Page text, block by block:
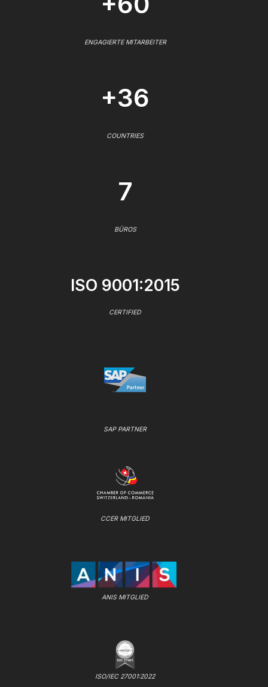
ENGAGIERTE MITARBEITER
+36
COUNTRIES
7
BÜROS
ISO 9001:2015
CERTIFIED
SAP PARTNER
CCER MITGLIED
ANIS MITGLIED
ISO/IEC 27001:2022